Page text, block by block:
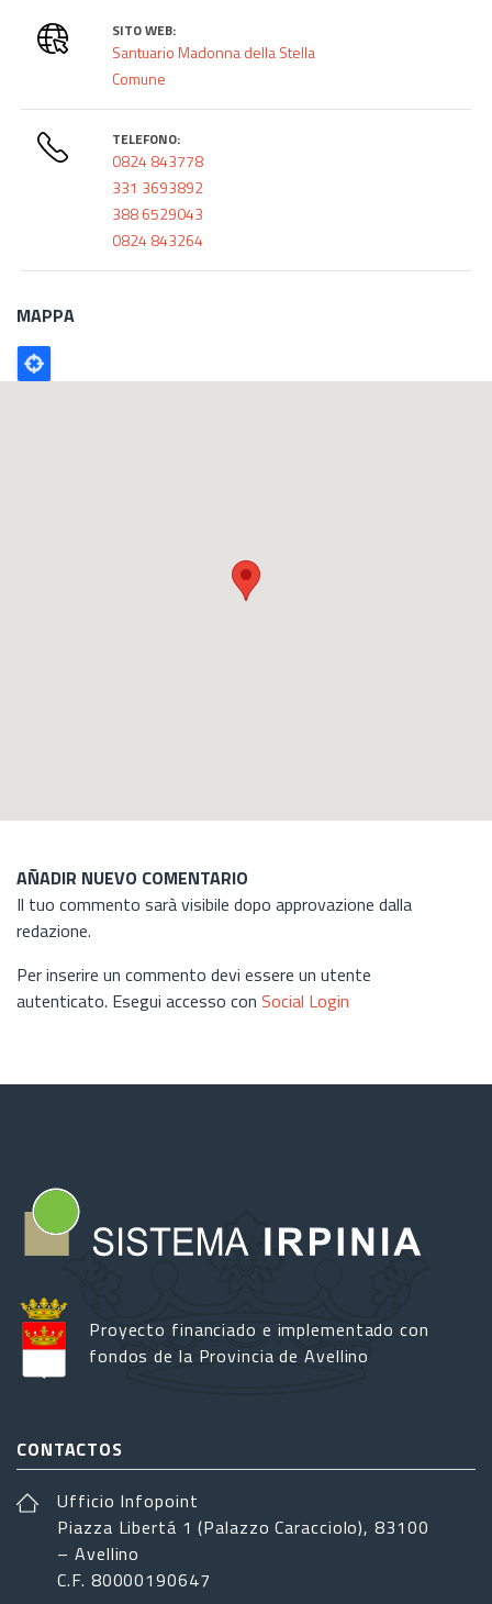
SITO WEB:
Santuario Madonna della Stella
Comune
TELEFONO:
0824 843778
331 3693892
388 6529043
0824 843264
MAPPA
Poligono
GEO
AÑADIR NUEVO COMENTARIO
Il tuo commento sarà visibile dopo approvazione dalla
redazione.
Per inserire un commento devi essere un utente
autenticato. Esegui accesso con Social Login
Proyecto financiado e implementado con
fondos de la Provincia de Avellino
CONTACTOS
Ufficio Infopoint
Piazza Libertá 1 (Palazzo Caracciolo), 83100
– Avellino
C.F. 80000190647